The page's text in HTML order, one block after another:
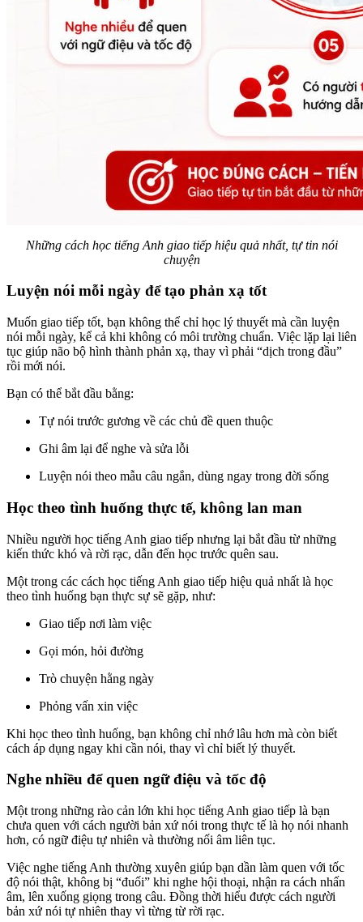
Những cách học tiếng Anh giao tiếp hiệu quả nhất, tự tin nói
chuyện
Luyện nói mỗi ngày để tạo phản xạ tốt
Muốn giao tiếp tốt, bạn không thể chỉ học lý thuyết mà cần luyện
nói mỗi ngày, kể cả khi không có môi trường chuẩn. Việc lặp lại liên
tục giúp não bộ hình thành phản xạ, thay vì phải “dịch trong đầu”
rồi mới nói.
Bạn có thể bắt đầu bằng:
Tự nói trước gương về các chủ đề quen thuộc
Ghi âm lại để nghe và sửa lỗi
Luyện nói theo mẫu câu ngắn, dùng ngay trong đời sống
Học theo tình huống thực tế, không lan man
Nhiều người học tiếng Anh giao tiếp nhưng lại bắt đầu từ những
kiến thức khó và rời rạc, dẫn đến học trước quên sau.
Một trong các cách học tiếng Anh giao tiếp hiệu quả nhất là học
theo tình huống bạn thực sự sẽ gặp, như:
Giao tiếp nơi làm việc
Gọi món, hỏi đường
Trò chuyện hằng ngày
Phỏng vấn xin việc
Khi học theo tình huống, bạn không chỉ nhớ lâu hơn mà còn biết
cách áp dụng ngay khi cần nói, thay vì chỉ biết lý thuyết.
Nghe nhiều để quen ngữ điệu và tốc độ
Một trong những rào cản lớn khi học tiếng Anh giao tiếp là bạn
chưa quen với cách người bản xứ nói trong thực tế là họ nói nhanh
hơn, có ngữ điệu tự nhiên và thường nối âm liên tục.
Việc nghe tiếng Anh thường xuyên giúp bạn dần làm quen với tốc
độ nói thật, không bị “đuối” khi nghe hội thoại, nhận ra cách nhấn
âm, lên xuống giọng trong câu. Đồng thời hiểu được cách người
bản xứ nói tự nhiên thay vì từng từ rời rạc.